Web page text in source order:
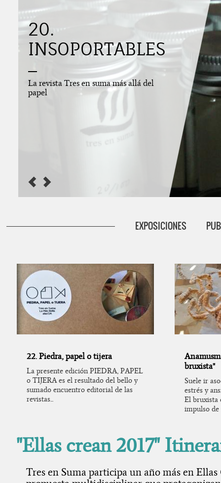
20.
INSOPORTABLES
La revista Tres en suma más allá del
papel
22. Piedra, papel o tijera
La presente edición PIEDRA, PAPEL
o TIJERA es el resultado del bello y
sumado encuentro editorial de las
revistas...
bruxista"
Suele ir
estrés y
El bruxista
impulso de
"Ellas crean 2017"
Tres en Suma participa un año más en
EXPOSICIONES